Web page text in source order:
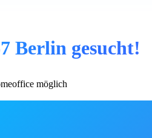
Berlin gesucht!
möglich